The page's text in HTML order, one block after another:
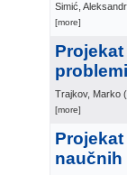
Simić,
[more]
Trajkov, Marko (
[more]